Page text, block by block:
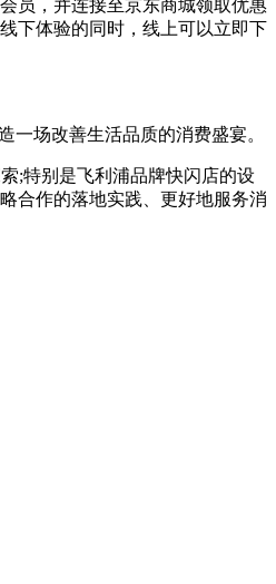
员，并连接至京东商城领取优惠
下体验的同时，线上可以立即下
场改善生活品质的消费盛宴。
;特别是飞利浦品牌快闪店的设
合作的落地实践、更好地服务消